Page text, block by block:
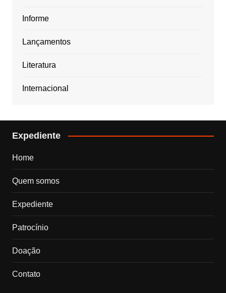
Informe
Lançamentos
Literatura
Internacional
Expediente
Home
Quem somos
Expediente
Patrocínio
Doação
Contato